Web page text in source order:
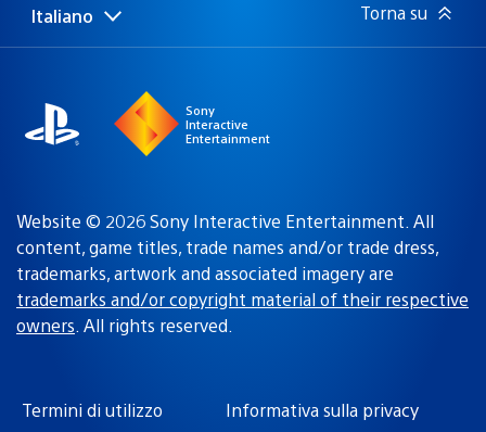
Seleziona
una
Regione
attuale:
Italiano Torna su
Sony
Interactive
Entertainment
Website © 2026 Sony Interactive Entertainment. All
content, game titles, trade names and/or trade dress,
trademarks, artwork and associated imagery are
trademarks and/or copyright material of their respective
owners. All rights reserved.
Termini di utilizzo Informativa sulla privacy